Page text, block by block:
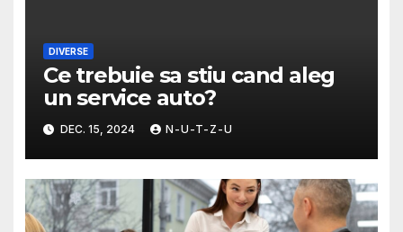
DIVERSE
Ce trebuie sa stiu cand aleg
un service auto?
DEC. 15, 2024 N-U-T-Z-U